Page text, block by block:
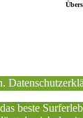
beste